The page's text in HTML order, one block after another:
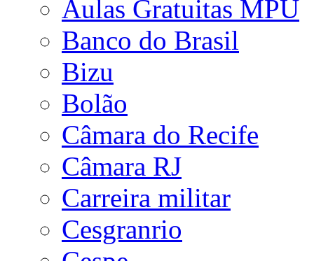
Aulas Gratuitas MPU
Banco do Brasil
Bizu
Bolão
Câmara do Recife
Câmara RJ
Carreira militar
Cesgranrio